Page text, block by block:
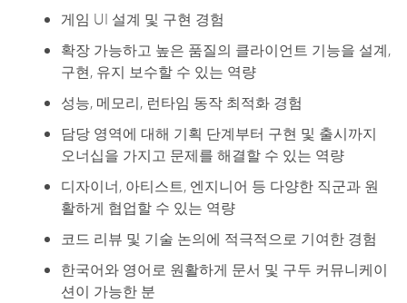
게임 UI 설계 및 구현 경험
확장 가능하고 높은 품질의 클라이언트 기능을 설계,
구현, 유지 보수할 수 있는 역량
성능, 메모리, 런타임 동작 최적화 경험
담당 영역에 대해 기획 단계부터 구현 및 출시까지
오너십을 가지고 문제를 해결할 수 있는 역량
디자이너, 아티스트, 엔지니어 등 다양한 직군과 원
활하게 협업할 수 있는 역량
코드 리뷰 및 기술 논의에 적극적으로 기여한 경험
한국어와 영어로 원활하게 문서 및 구두 커뮤니케이
션이 가능한 분